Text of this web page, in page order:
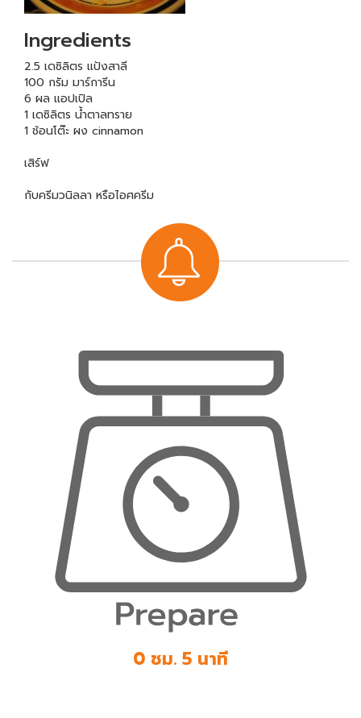
Ingredients
2.5 เดซิลิตร แป้งสาลี
100 กรัม มาร์การีน
6 ผล แอปเปิล
1 เดซิลิตร น้ำตาลทราย
1 ช้อนโต๊ะ ผง cinnamon
เสิร์ฟ
กับครีมวนิลลา หรือไอศครีม
0 ชม. 5 นาที